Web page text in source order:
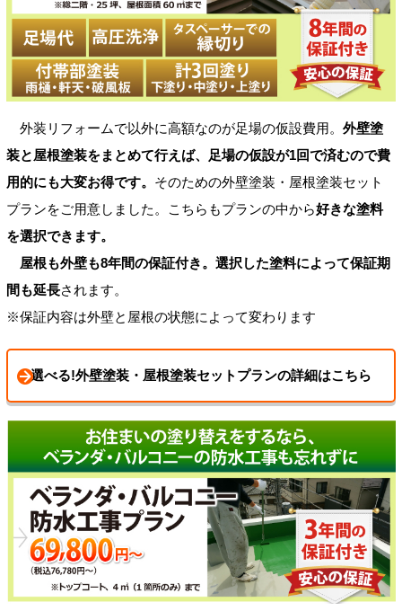
外装リフォームで以外に高額なのが足場の仮設費用。 外壁塗
装と屋根塗装をまとめて行えば、足場の仮設が1回で済むので費
用的にも大変お得です。 そのための外壁塗装・屋根塗装セット
プランをご用意しました。こちらもプランの中から好きな塗料
を選択できます。
屋根も外壁も8年間の保証付き。選択した塗料によって保証期
間も延長されます。
※保証内容は外壁と屋根の状態によって変わります
選べる!外壁塗装・屋根塗装セットプランの詳細はこちら